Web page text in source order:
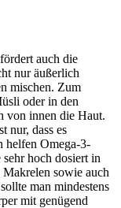
auch die
nur äußerlich
mischen. Zum
oder in den
von innen die Haut.
nur, dass es
helfen Omega-3-
hoch dosiert in
sowie auch
man mindestens
mit genügend